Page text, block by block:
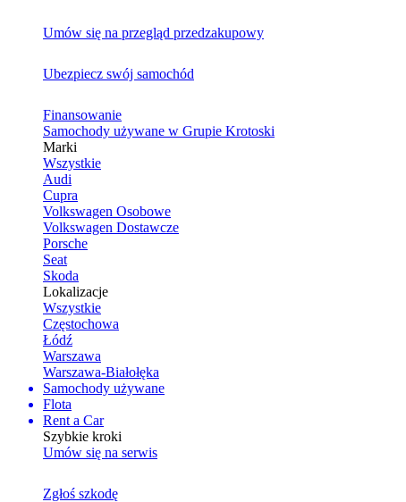
Umów się na przegląd przedzakupowy
Ubezpiecz swój samochód
Finansowanie
Samochody używane w Grupie Krotoski
Marki
Wszystkie
Audi
Cupra
Volkswagen Osobowe
Volkswagen Dostawcze
Porsche
Seat
Skoda
Lokalizacje
Wszystkie
Częstochowa
Łódź
Warszawa
Warszawa-Białołęka
Samochody używane
Flota
Rent a Car
Szybkie kroki
Umów się na serwis
Zgłoś szkodę